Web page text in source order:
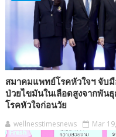
สมาคมแพทย์โรคหัวใจฯ จับ
ป่วยไขมันในเลือดสูงจากพันธุ
โรคหัวใจก่อนวัย
wellnesstimesnews Mar